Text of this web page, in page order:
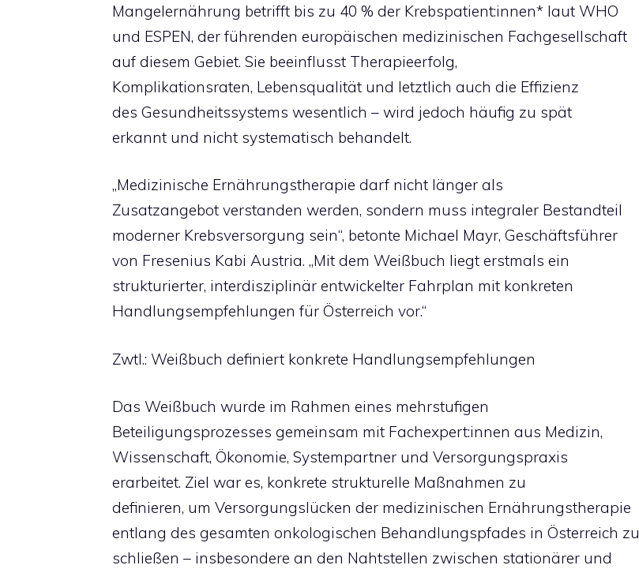
Mangelernährung betrifft bis zu 40 % der Krebspatient:innen* laut WHO
und ESPEN, der führenden europäischen medizinischen Fachgesellschaft
auf diesem Gebiet. Sie beeinflusst Therapieerfolg,
Komplikationsraten, Lebensqualität und letztlich auch die Effizienz
des Gesundheitssystems wesentlich – wird jedoch häufig zu spät
erkannt und nicht systematisch behandelt.
„Medizinische Ernährungstherapie darf nicht länger als
Zusatzangebot verstanden werden, sondern muss integraler Bestandteil
moderner Krebsversorgung sein“, betonte Michael Mayr, Geschäftsführer
von Fresenius Kabi Austria. „Mit dem Weißbuch liegt erstmals ein
strukturierter, interdisziplinär entwickelter Fahrplan mit konkreten
Handlungsempfehlungen für Österreich vor.“
Zwtl.: Weißbuch definiert konkrete Handlungsempfehlungen
Das Weißbuch wurde im Rahmen eines mehrstufigen
Beteiligungsprozesses gemeinsam mit Fachexpert:innen aus Medizin,
Wissenschaft, Ökonomie, Systempartner und Versorgungspraxis
erarbeitet. Ziel war es, konkrete strukturelle Maßnahmen zu
definieren, um Versorgungslücken der medizinischen Ernährungstherapie
entlang des gesamten onkologischen Behandlungspfades in Österreich zu
schließen – insbesondere an den Nahtstellen zwischen stationärer und